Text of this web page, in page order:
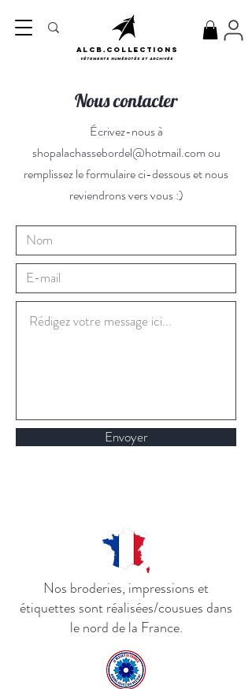
ALCB.COLLECTIONS
Vêtements numérotés et archivés
Nous contacter
Écrivez-nous à
shopalachassebordel@hotmail.comou
remplissez le formulaire ci-dessous et nous
reviendrons vers vous :)
Envoyer
Nos broderies, impressions et
étiquettes sont réalisées/cousues dans
le nord de la France.